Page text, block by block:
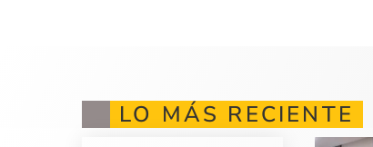
LO MÁS RECIENTE